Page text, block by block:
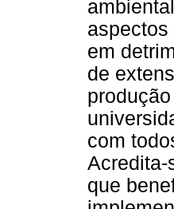
em
de
com
Acredita-
que